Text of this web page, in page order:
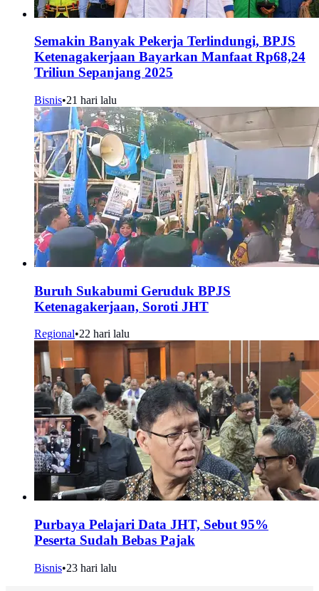
Semakin Banyak Pekerja Terlindungi, BPJS
Ketenagakerjaan Bayarkan Manfaat Rp68,24
Triliun Sepanjang 2025
Bisnis•21 hari lalu
Buruh Sukabumi Geruduk BPJS
Ketenagakerjaan, Soroti JHT
Regional•22 hari lalu
Purbaya Pelajari Data JHT, Sebut 95%
Peserta Sudah Bebas Pajak
Bisnis•23 hari lalu